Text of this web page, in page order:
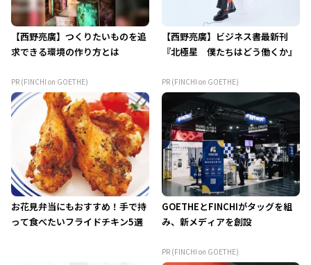
【西野亮廣】つくりたいものを追
求できる環境の作り方とは
PR (FINCHI on GOETHE)
【西野亮廣】ビジネス書最新刊
『北極星 僕たちはどう働くか』
PR (FINCHI on GOETHE)
お花見弁当にもおすすめ！手で持
って食べたいフライドチキン5選
GOETHEとFINCHIがタッグを組
み、新メディアを創設
PR (FINCHI on GOETHE)